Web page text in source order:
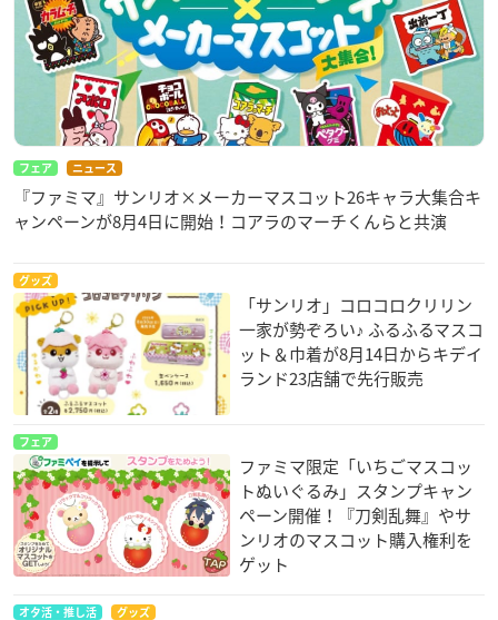
フェア ニュース
『ファミマ』サンリオ×メーカーマスコット26キャラ大集合キ
ャンペーンが8月4日に開始！コアラのマーチくんらと共演
グッズ
「サンリオ」コロコロクリリン
一家が勢ぞろい♪ ふるふるマスコ
ット＆巾着が8月14日からキデイ
ランド23店舗で先行販売
フェア
ファミマ限定「いちごマスコッ
トぬいぐるみ」スタンプキャン
ペーン開催！『刀剣乱舞』やサ
ンリオのマスコット購入権利を
ゲット
オタ活・推し活 グッズ